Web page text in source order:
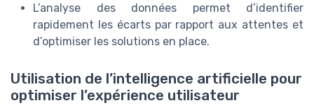
L’analyse des données permet d’identifier
rapidement les écarts par rapport aux attentes et
d’optimiser les solutions en place.
Utilisation de l’intelligence artificielle pour
optimiser l’expérience utilisateur